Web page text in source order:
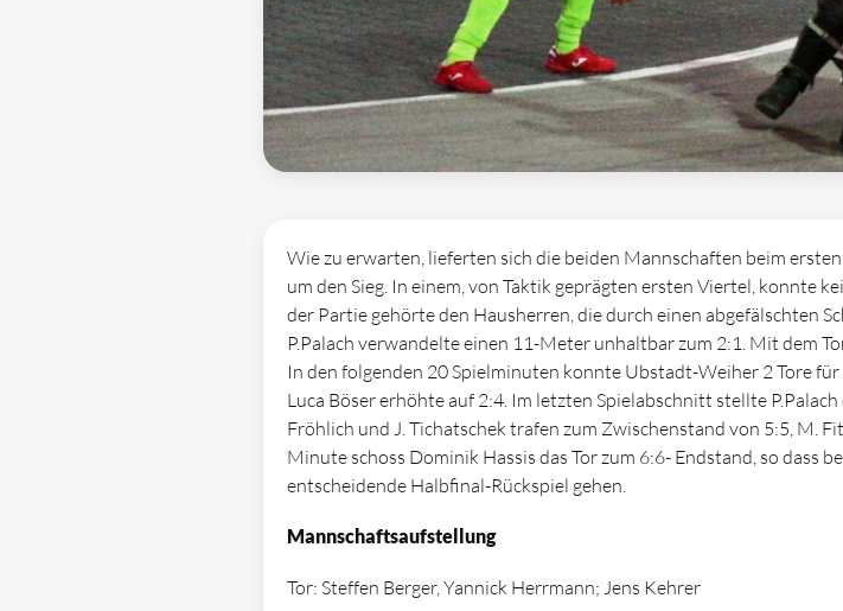
Wie zu erwarten, lieferten sich die beiden Mannschaften beim
um den Sieg. In einem, von Taktik geprägten ersten Viertel, konnte
der Partie gehörte den Hausherren, die durch einen abgefälschten
P.Palach verwandelte einen 11-Meter unhaltbar zum 2:1. Mit dem
In den folgenden 20 Spielminuten konnte Ubstadt-Weiher 2 Tore
Luca Böser erhöhte auf 2:4. Im letzten Spielabschnitt stellte
Fröhlich und J. Tichatschek trafen zum Zwischenstand von 5:5, M.
Minute schoss Dominik Hassis das Tor zum 6:6- Endstand, so dass
entscheidende Halbfinal-Rückspiel gehen.
Mannschaftsaufstellung
Tor: Steffen Berger, Yannick Herrmann; Jens Kehrer